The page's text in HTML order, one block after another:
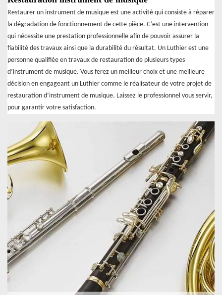
Restaurer un instrument de musique est une activité qui consiste à réparer
la dégradation de fonctionnement de cette pièce. C’est une intervention
qui nécessite une prestation professionnelle afin de pouvoir assurer la
fiabilité des travaux ainsi que la durabilité du résultat. Un Luthier est une
personne qualifiée en travaux de restauration de plusieurs types
d’instrument de musique. Vous ferez un meilleur choix et une meilleure
décision en engageant un Luthier comme le réalisateur de votre projet de
restauration d’instrument de musique. Laissez le professionnel vous servir,
pour garantir votre satisfaction.